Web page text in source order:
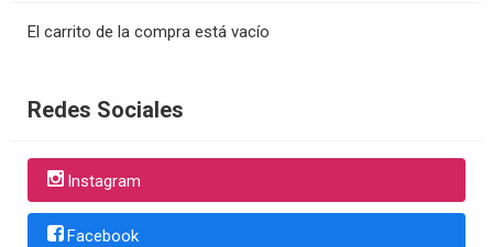
El carrito de la compra está vacío
Redes Sociales
Instagram
Facebook